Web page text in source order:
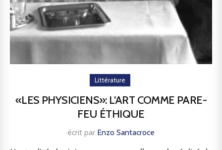
Littérature
«LES PHYSICIENS»: L’ART COMME PARE-
FEU ÉTHIQUE
écrit par Enzo Santacroce